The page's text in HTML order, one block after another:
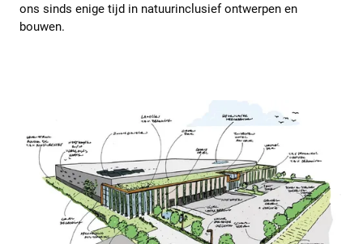
ons sinds enige tijd in natuurinclusief ontwerpen en
bouwen.